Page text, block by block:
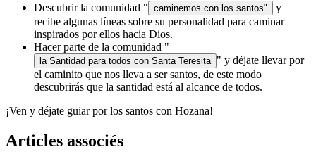
Descubrir la comunidad " caminemos con los santos"
y
recibe algunas líneas sobre su personalidad para caminar
inspirados por ellos hacia Dios.
Hacer parte de la comunidad "
la Santidad para todos con Santa Teresita " y déjate llevar por
el caminito que nos lleva a ser santos, de este modo
descubrirás que la santidad está al alcance de todos.
¡Ven y déjate guiar por los santos con Hozana!
Articles associés